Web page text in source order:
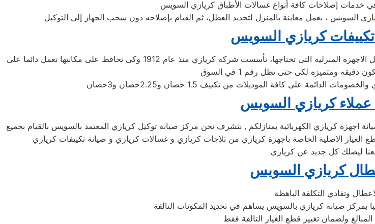
السويس ، بعمل معاينة بالمنزل لتحديد العطل، ثم القيام بإصلاحه دون سحب الجهاز إلى التوكيل
كريازي السويس
شركة كريازي اليابانيه من افضل الشركات التى توجد فى اسواق المكيفات وتوفر لنا افضل الاجهزه المنزليه التى تحتاجها، تأسست شركة كريازي منذ عام 1912 وكى تحافظ على مكانتها تعمل دائما على
كريازي السويس
اجهزة كريازي الكهربائية بمنازلكم , نتشرف نحن مركز صيانة توكيل كريازي المعتمد بالسويس بالقيام بجميع
الغيار الاصلية الخاصة باجهزة كريازي من ثلاجات كريازي و غسالات كريازي و صيانة تكييفات كريازي
ليصلك كل جديد عن كريازي
كريازي السويس
وتفادي التكلفة الباهظة
بمركز صيانة كريازي بالسويس يساهم في تحديد المكونات التالفة
المبالغ ولضمان تغيير قطع الغيار التالفة فقط